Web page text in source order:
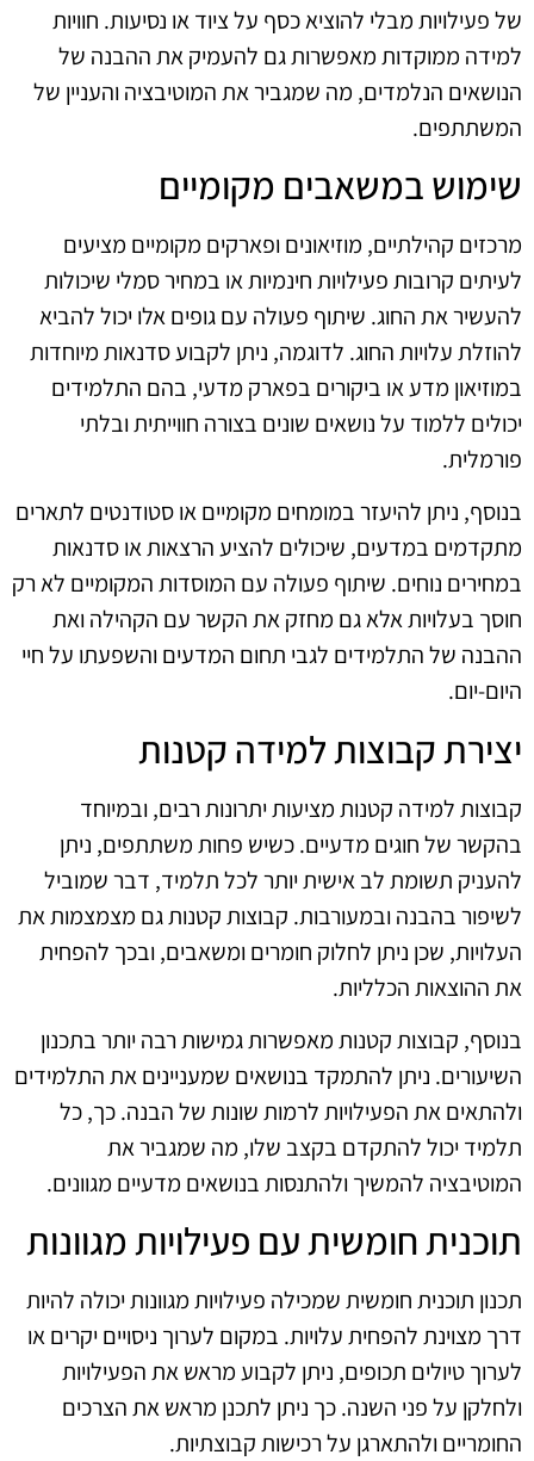
של פעילויות מבלי להוציא כסף על ציוד או נסיעות. חוויות
למידה ממוקדות מאפשרות גם להעמיק את ההבנה של
הנושאים הנלמדים, מה שמגביר את המוטיבציה והעניין של
המשתתפים.
שימוש במשאבים מקומיים
מרכזים קהילתיים, מוזיאונים ופארקים מקומיים מציעים
לעיתים קרובות פעילויות חינמיות או במחיר סמלי שיכולות
להעשיר את החוג. שיתוף פעולה עם גופים אלו יכול להביא
להוזלת עלויות החוג. לדוגמה, ניתן לקבוע סדנאות מיוחדות
במוזיאון מדע או ביקורים בפארק מדעי, בהם התלמידים
יכולים ללמוד על נושאים שונים בצורה חווייתית ובלתי
פורמלית.
בנוסף, ניתן להיעזר במומחים מקומיים או סטודנטים לתארים
מתקדמים במדעים, שיכולים להציע הרצאות או סדנאות
במחירים נוחים. שיתוף פעולה עם המוסדות המקומיים לא רק
חוסך בעלויות אלא גם מחזק את הקשר עם הקהילה ואת
ההבנה של התלמידים לגבי תחום המדעים והשפעתו על חיי
היום-יום.
יצירת קבוצות למידה קטנות
קבוצות למידה קטנות מציעות יתרונות רבים, ובמיוחד
בהקשר של חוגים מדעיים. כשיש פחות משתתפים, ניתן
להעניק תשומת לב אישית יותר לכל תלמיד, דבר שמוביל
לשיפור בהבנה ובמעורבות. קבוצות קטנות גם מצמצמות את
העלויות, שכן ניתן לחלוק חומרים ומשאבים, ובכך להפחית
את ההוצאות הכלליות.
בנוסף, קבוצות קטנות מאפשרות גמישות רבה יותר בתכנון
השיעורים. ניתן להתמקד בנושאים שמעניינים את התלמידים
ולהתאים את הפעילויות לרמות שונות של הבנה. כך, כל
תלמיד יכול להתקדם בקצב שלו, מה שמגביר את
המוטיבציה להמשיך ולהתנסות בנושאים מדעיים מגוונים.
תוכנית חומשית עם פעילויות מגוונות
תכנון תוכנית חומשית שמכילה פעילויות מגוונות יכולה להיות
דרך מצוינת להפחית עלויות. במקום לערוך ניסויים יקרים או
לערוך טיולים תכופים, ניתן לקבוע מראש את הפעילויות
ולחלקן על פני השנה. כך ניתן לתכנן מראש את הצרכים
החומריים ולהתארגן על רכישות קבוצתיות.